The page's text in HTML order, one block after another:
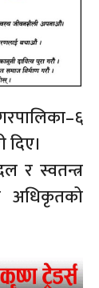
र स्वतन्त्र
अधिकृतको